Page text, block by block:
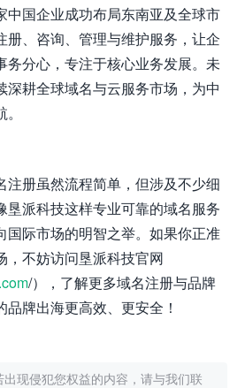
中国企业成功布局东南亚及全球市
册、咨询、管理与维护服务，让企
务分心，专注于核心业务发展。未
深耕全球域名与云服务市场，为中
注册虽然流程简单，但涉及不少细
垦派科技这样专业可靠的域名服务
国际市场的明智之举。如果你正准
，不妨访问垦派科技官网
/），了解更多域名注册与品牌
牌出海更高效、更安全！
现侵犯您权益的内容，请与我们联